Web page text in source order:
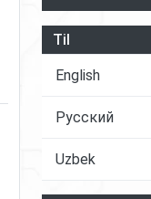
Til
English
Русский
Uzbek